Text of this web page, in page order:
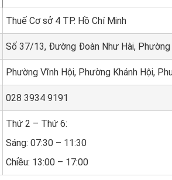
Thuế Cơ sở 4 TP. Hồ Chí Minh
Số 37/13, Đường Đoàn Như Hài, Phường
Phường Vĩnh Hội, Phường Khánh Hội,
028 3934 9191
Thứ 2 – Thứ 6:
Sáng: 07:30 – 11:30
Chiều: 13:00 – 17:00